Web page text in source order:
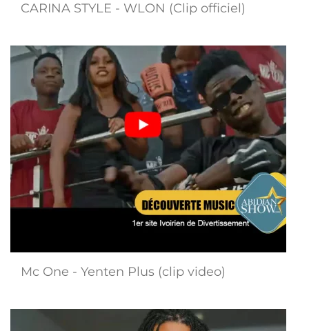
CARINA STYLE - WLON (Clip officiel)
Mc One - Yenten Plus (clip video)